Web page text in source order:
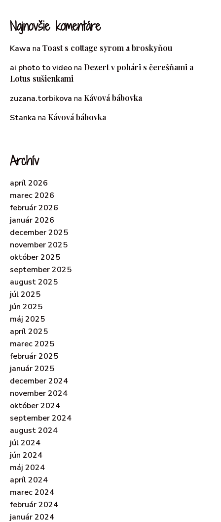
Najnovšie komentáre
Kawa na Toast s cottage syrom a broskyňou
ai photo to videona Dezert v pohári s čerešňami a
Lotus sušienkami
zuzana.torbikova na Kávová bábovka
Stanka na Kávová bábovka
Archív
apríl 2026
marec 2026
február 2026
január 2026
december 2025
november 2025
október 2025
september 2025
august 2025
júl 2025
jún 2025
máj 2025
apríl 2025
marec 2025
február 2025
január 2025
december 2024
november 2024
október 2024
september 2024
august 2024
júl 2024
jún 2024
máj 2024
apríl 2024
marec 2024
február 2024
január 2024